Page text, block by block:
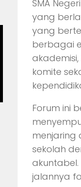
SMA
yang
yang
berbagai
komite
Forum ini
menjaring
sekolah
jalannya